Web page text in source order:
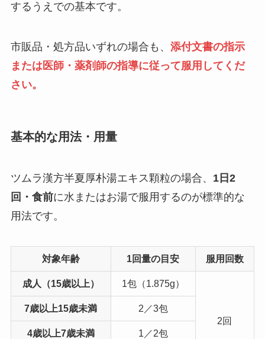
するうえでの基本です。
市販品・処方品いずれの場合も、 添付文書の指示
または医師・薬剤師の指導に従って服用してくだ
さい。
基本的な用法・用量
ツムラ漢方半夏厚朴湯エキス顆粒の場合、 1日2
回・食前に水またはお湯で服用するのが標準的な
用法です。
対象年齢 1回量の目安 服用回数
成人（15歳以上） 1包（1.875g）
2回
7歳以上15歳未満 2／3包
4歳以上7歳未満 1／2包